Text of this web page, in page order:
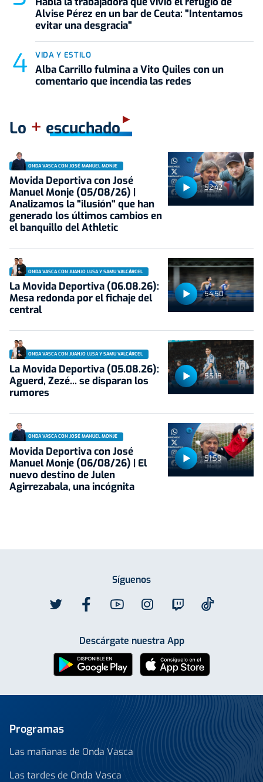
Alvise Pérez en un bar de Ceuta: "Intentamos
evitar una desgracia"
VIDA Y ESTILO
Alba Carrillo fulmina a Vito Quiles con un
comentario que incendia las redes
Lo + escuchado
52:42
ONDA VASCA CON JOSÉ MANUEL MONJE
Movida Deportiva con José
Manuel Monje (05/08/26) |
Analizamos la "ilusión" que han
generado los últimos cambios en
el banquillo del Athletic
54:50
ONDA VASCA CON JUANJO LUSA Y SAMU VALCÁRCEL
La Movida Deportiva (06.08.26):
Mesa redonda por el fichaje del
central
55:18
ONDA VASCA CON JUANJO LUSA Y SAMU VALCÁRCEL
La Movida Deportiva (05.08.26):
Aguerd, Zezé... se disparan los
rumores
51:59
ONDA VASCA CON JOSÉ MANUEL MONJE
Movida Deportiva con José
Manuel Monje (06/08/26) | El
nuevo destino de Julen
Agirrezabala, una incógnita
Síguenos
Descárgate nuestra App
Programas
Las mañanas de Onda Vasca
Las tardes de Onda Vasca